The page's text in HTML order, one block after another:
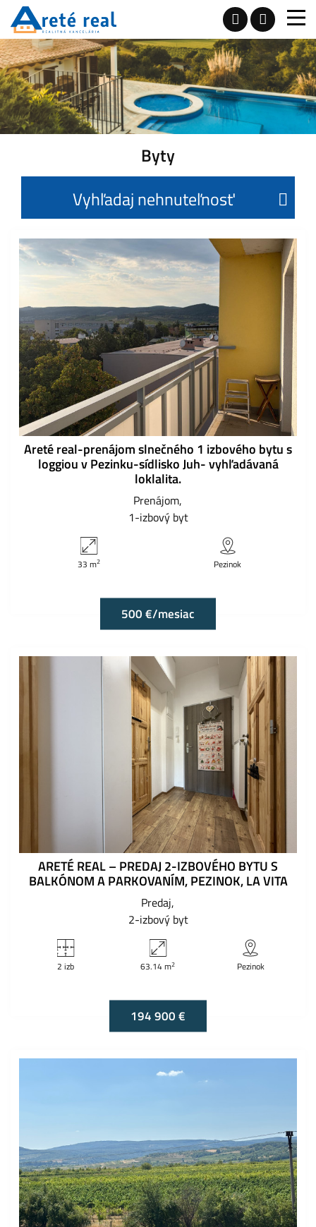
Byty
Vyhľadaj nehnuteľnosť
Areté real-prenájom slnečného 1 izbového bytu s
loggiou v Pezinku-sídlisko Juh- vyhľadávaná
loklalita.
Prenájom
1-izbový byt
33 m2 Pezinok
500 €/mesiac
ARETÉ REAL – PREDAJ 2-IZBOVÉHO BYTU S
BALKÓNOM A PARKOVANÍM, PEZINOK, LA VITA
Predaj
2-izbový byt
2 izb 63.14 m2 Pezinok
194 900 €